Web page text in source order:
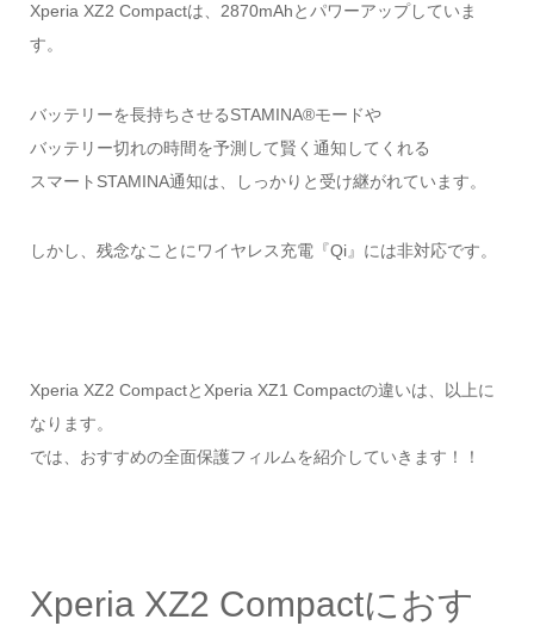
Xperia XZ2 Compactは、2870mAhとパワーアップしていま
す。
バッテリーを長持ちさせるSTAMINA®モードや
バッテリー切れの時間を予測して賢く通知してくれる
スマートSTAMINA通知は、しっかりと受け継がれています。
しかし、残念なことにワイヤレス充電『Qi』には非対応です。
Xperia XZ2 CompactとXperia XZ1 Compactの違いは、以上に
なります。
では、おすすめの全面保護フィルムを紹介していきます！！
Xperia XZ2 Compactにおす